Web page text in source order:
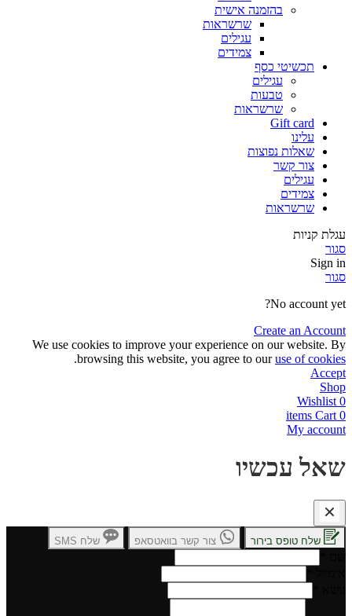
בהזמנה אישית
שרשראות
עגילים
צמידים
תכשיטי כסף
עגילים
טבעות
שרשראות
Gift card
עלינו
שאלות נפוצות
צור קשר
עגילים
צמידים
שרשראות
עגלת קניות
סגור
Sign in
סגור
No account yet?
Create an Account
We use cookies to improve your experience on our website. By
browsing this website, you agree to ouruse of cookies
.
Accept
Shop
0
Wishlist
0
items Cart
My account
שאל עכשיו
שלח טופס בירור צור קשר בוואטסאפ שלח SMS